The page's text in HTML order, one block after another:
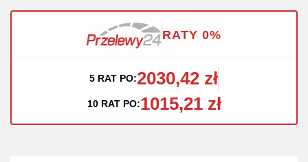
RATY 0%
5 RAT PO:2030,42 zł
10 RAT PO:1015,21 zł